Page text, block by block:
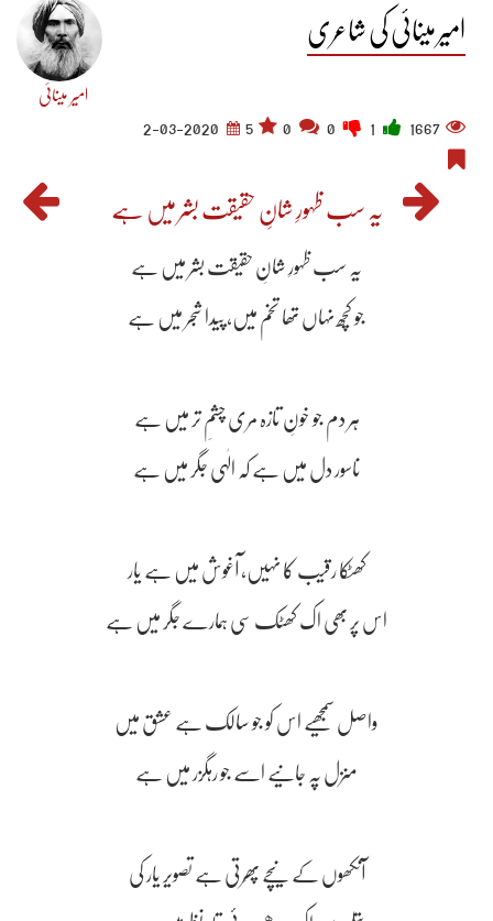
امیر مینائی کی شاعری
امیر مینائی
1667
5
2-03-2020
یہ سب ظہورِ شانِ حقیقت بشر میں ہے
یہ سب ظہورِ شانِ حقیقت بشر میں ہے
جو کچھ نہاں تھا تخم میں، پیدا شجر میں ہے
ہر دم جو خونِ تازہ مری چشمِ تر میں ہے
ناسور دل میں ہے کہ الٰہی جگر میں ہے
کھٹکا رقیب کا نہیں، آغوش میں ہے یار
اس پر بھی اک کھٹک سی ہمارے جگر میں ہے
واصل سمجھیے اس کو جو سالک ہے عشق میں
منزل پہ جانیے اسے جو رہگزر میں ہے
آنکھوں کے نیچے پھِرتی ہے تصویر یار کی